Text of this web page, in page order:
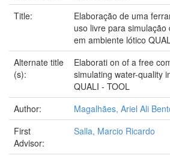
Title:
Elaboração de uma
uso livre para
em ambiente lótico
Alternate title
(s):
Elaborati on of a free
simulating water-quality
QUALI - TOOL
Author:
Magalhães, Ariel Ali
First
Advisor:
Salla, Marcio Ricardo